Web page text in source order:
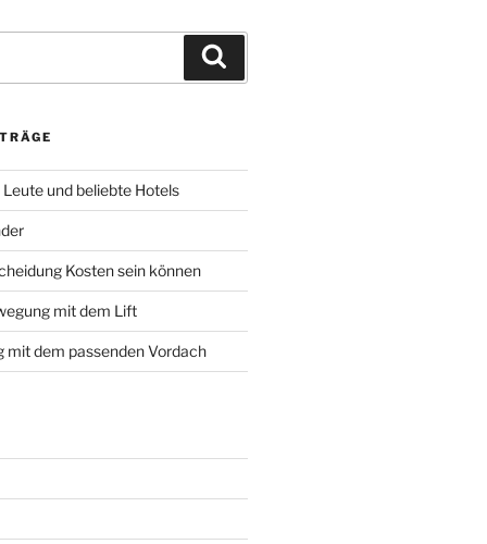
und beliebte Hotels
Kosten sein können
mit dem Lift
mit dem passenden Vordach